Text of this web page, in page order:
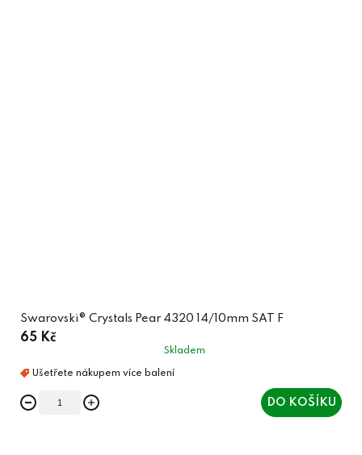
Swarovski® Crystals Pear 4320 14/10mm SAT F
65 Kč
Skladem
DO KOŠÍKU